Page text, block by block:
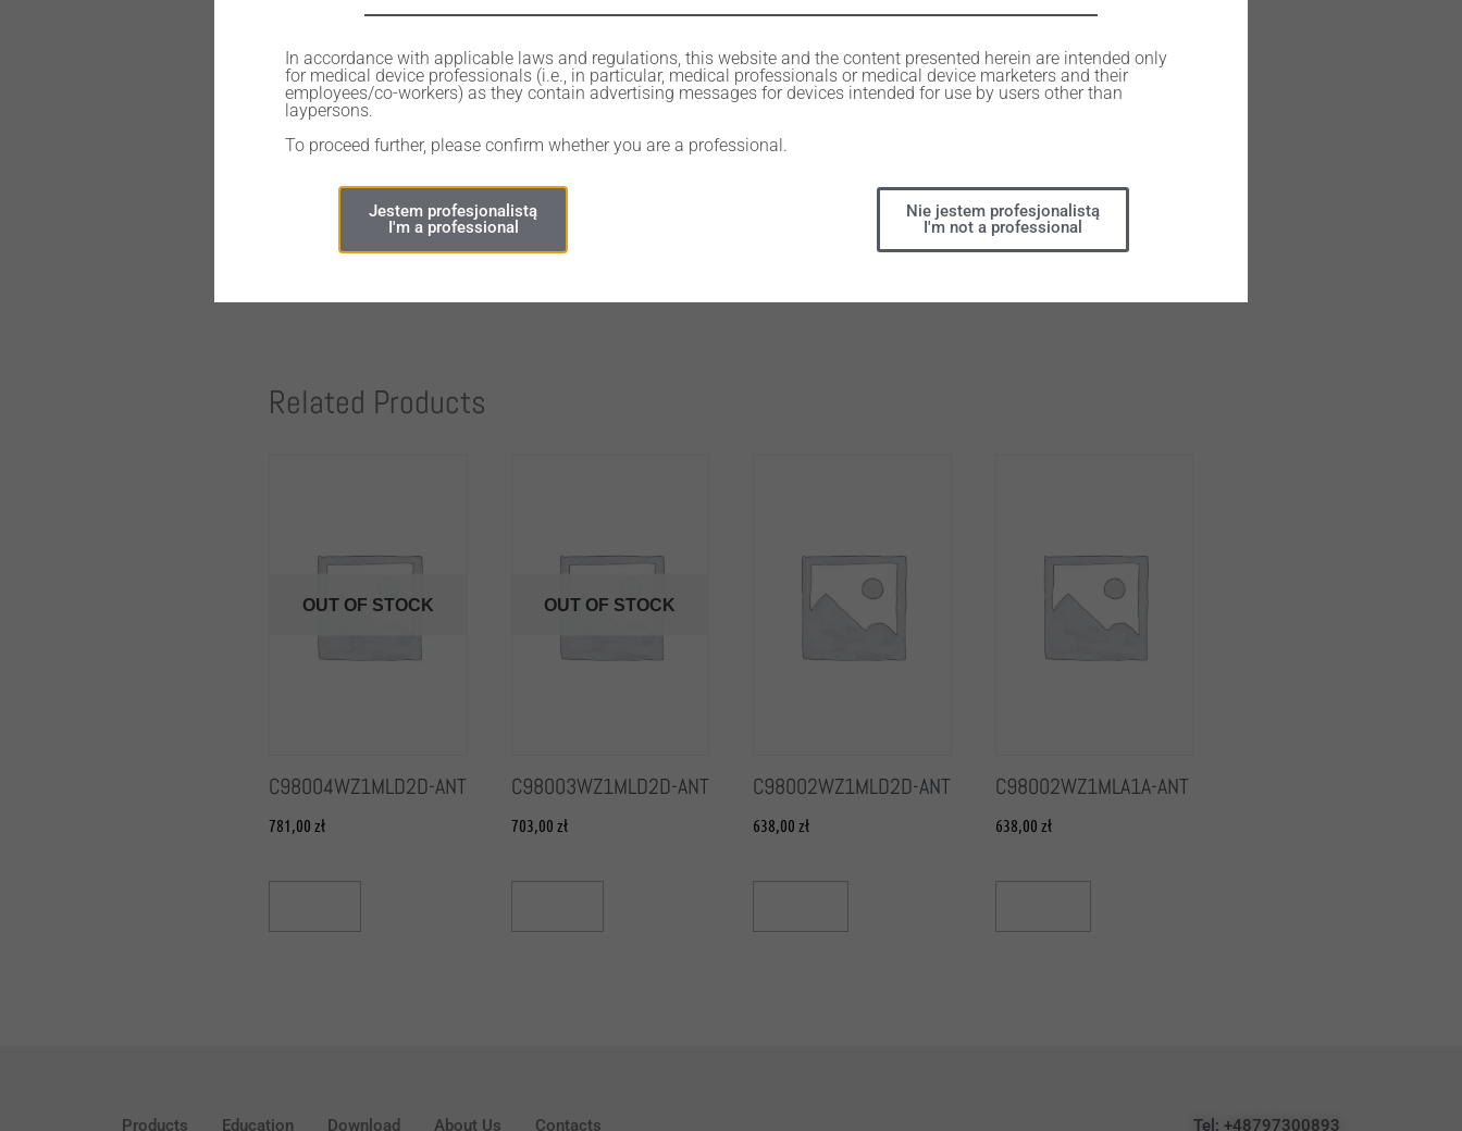
In stock
Related Products
OUT OF STOCK
C98004WZ1MLD2D-ANT
781,00 zł
OUT OF STOCK
C98003WZ1MLD2D-ANT
703,00 zł
C98002WZ1MLD2D-ANT
638,00 zł
C98002WZ1MLA1A-ANT
638,00 zł
Products Education Download About Us Contacts Tel: +48797300893
In accordance with applicable laws and regulations, this website and the content presented herein are intended only
for medical device professionals (i.e., in particular, medical professionals or medical device marketers and their
employees/co-workers) as they contain advertising messages for devices intended for use by users other than
laypersons.
To proceed further, please confirm whether you are a professional.
Jestem profesjonalistą
I'm a professional
Nie jestem profesjonalistą
I'm not a professional